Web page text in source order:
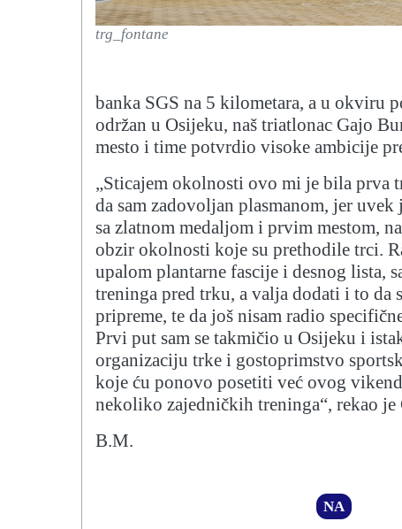
trg_fontane
banka SGS na 5 kilometara, a u okviru
održan u Osijeku, naš triatlonac Gajo
mesto i time potvrdio visoke ambicije
„Sticajem okolnosti ovo mi je bila prva
da sam zadovoljan plasmanom, jer uvek
sa zlatnom medaljom i prvim mestom,
obzir okolnosti koje su prethodile trci.
upalom plantarne fascije i desnog lista,
treninga pred trku, a valja dodati i to da
pripreme, te da još nisam radio
Prvi put sam se takmičio u Osijeku i
organizaciju trke i gostoprimstvo
koje ću ponovo posetiti već ovog
nekoliko zajedničkih treninga“, rekao je
B.M.
NA